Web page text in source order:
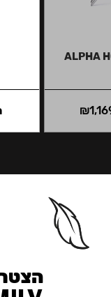
ALPHA
₪